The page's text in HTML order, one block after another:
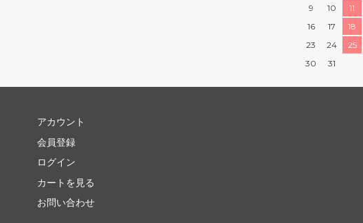
9
10 11
16
17 18
23
24 25
30
31
アカウント
会員登録
ログイン
カートを見る
お問い合わせ